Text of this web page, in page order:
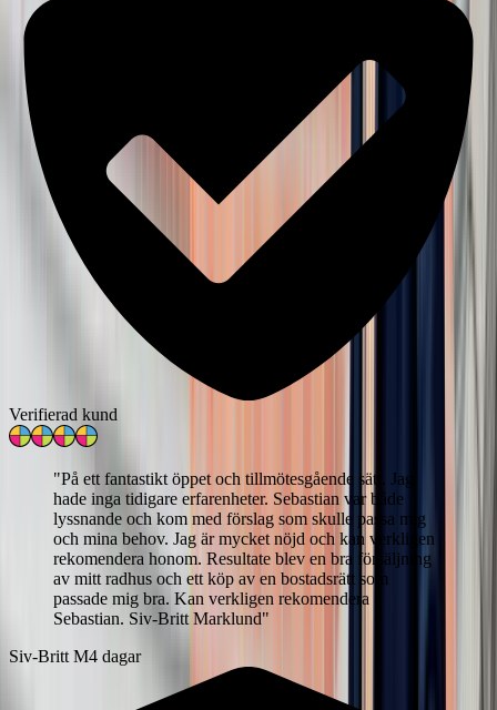
Verifierad kund
"På ett fantastikt öppet och tillmötesgående sätt. Jag
hade inga tidigare erfarenheter. Sebastian var både
lyssnande och kom med förslag som skulle passa mig
och mina behov. Jag är mycket nöjd och kan verkligen
rekomendera honom. Resultate blev en bra försäljning
av mitt radhus och ett köp av en bostadsrätt som
passade mig bra. Kan verkligen rekomendera
Sebastian. Siv-Britt Marklund"
Siv-Britt M4 dagar